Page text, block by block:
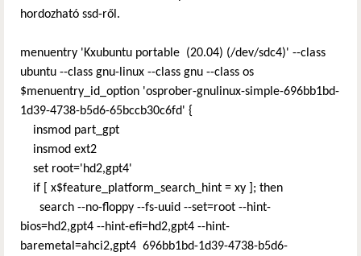
hordozható ssd-ről.
menuentry 'Kxubuntu portable (20.04) (/dev/sdc4)' --class
ubuntu --class gnu-linux --class gnu --class os
$menuentry_id_option 'osprober-gnulinux-simple-696bb1bd-
1d39-4738-b5d6-65bccb30c6fd' {
insmod part_gpt
insmod ext2
set root='hd2,gpt4'
if [ x$feature_platform_search_hint = xy ]; then
search --no-floppy --fs-uuid --set=root --hint-
bios=hd2,gpt4 --hint-efi=hd2,gpt4 --hint-
baremetal=ahci2,gpt4 696bb1bd-1d39-4738-b5d6-